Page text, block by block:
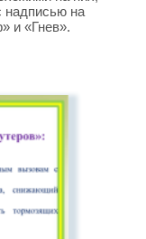
надписью на
и «Гнев».